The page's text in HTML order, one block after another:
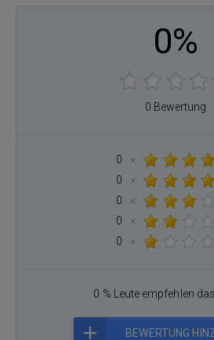
0%
0 Bewertung
0
×
0
×
0
×
0
×
0
×
0 % Leute empfehlen
BEWERTUNG